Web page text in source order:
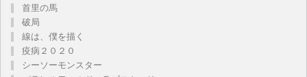
首里の馬
破局
線は、僕を描く
疫病２０２０
シーソーモンスター